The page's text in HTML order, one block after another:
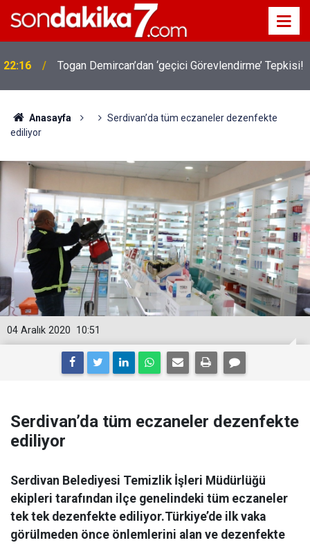
22:16 Togan Demircan’dan ‘geçici Görevlendirme’ Tepkisi!
Anasayfa
Serdivan’da tüm eczaneler dezenfekte
ediliyor
10:51
04 Aralık 2020
Serdivan’da tüm eczaneler dezenfekte
ediliyor
Serdivan Belediyesi Temizlik İşleri Müdürlüğü
ekipleri tarafından ilçe genelindeki tüm eczaneler
tek tek dezenfekte ediliyor.Türkiye’de ilk vaka
görülmeden önce önlemlerini alan ve dezenfekte